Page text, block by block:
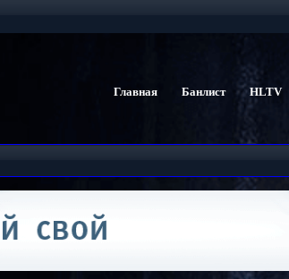
Главная Банлист HLTV